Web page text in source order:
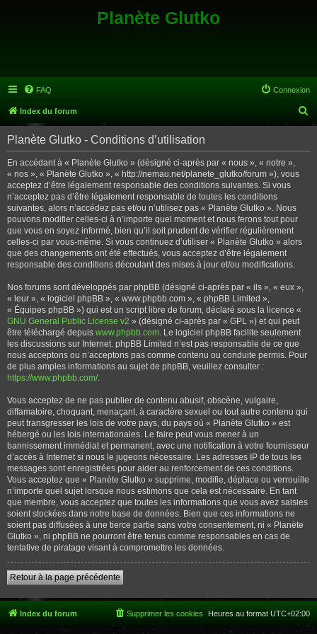
Planète Glutko
FAQ Connexion
Index du forum
e
Planète Glutko - Conditions d’utilisation
En accédant à « Planète Glutko » (désigné ci-après par « nous », « notre »,
« nos », « Planète Glutko », « http://nemau.net/planete_glutko/forum »), vous
acceptez d’être légalement responsable des conditions suivantes. Si vous
n’acceptez pas d’être légalement responsable de toutes les conditions
suivantes, alors n’accédez pas et/ou n’utilisez pas « Planète Glutko ». Nous
pouvons modifier celles-ci à n’importe quel moment et nous ferons tout pour
que vous en soyez informé, bien qu’il soit prudent de vérifier régulièrement
celles-ci par vous-même. Si vous continuez d’utiliser « Planète Glutko » alors
que des changements ont été effectués, vous acceptez d’être légalement
responsable des conditions découlant des mises à jour et/ou modifications.
Nos forums sont développés par phpBB (désigné ci-après par « ils », « eux »,
« leur », « logiciel phpBB », « www.phpbb.com », « phpBB Limited »,
« Équipes phpBB ») qui est un script libre de forum, déclaré sous la licence «
GNU General Public License v2 » (désigné ci-après par « GPL ») et qui peut
être téléchargé depuis www.phpbb.com. Le logiciel phpBB facilite seulement
les discussions sur Internet. phpBB Limited n’est pas responsable de ce que
nous acceptons ou n’acceptons pas comme contenu ou conduite permis. Pour
de plus amples informations au sujet de phpBB, veuillez consulter :
https://www.phpbb.com/.
Vous acceptez de ne pas publier de contenu abusif, obscène, vulgaire,
diffamatoire, choquant, menaçant, à caractère sexuel ou tout autre contenu qui
peut transgresser les lois de votre pays, du pays où « Planète Glutko » est
hébergé ou les lois internationales. Le faire peut vous mener à un
bannissement immédiat et permanent, avec une notification à votre fournisseur
d’accès à Internet si nous le jugeons nécessaire. Les adresses IP de tous les
messages sont enregistrées pour aider au renforcement de ces conditions.
Vous acceptez que « Planète Glutko » supprime, modifie, déplace ou verrouille
n’importe quel sujet lorsque nous estimons que cela est nécessaire. En tant
que membre, vous acceptez que toutes les informations que vous avez saisies
soient stockées dans notre base de données. Bien que ces informations ne
soient pas diffusées à une tierce partie sans votre consentement, ni « Planète
Glutko », ni phpBB ne pourront être tenus comme responsables en cas de
tentative de piratage visant à compromettre les données.
Retour à la page précédente
Index du forum Heures au format UTC+02:00
Supprimer les cookies